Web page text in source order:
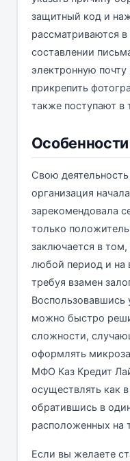
защитный код и
рассматриваются
составлении
электронную
прикрепить
также поступают в
Свою
организация
зарекомендовала
только
заключается в
любой период и на
требуя взамен
Воспользовавшись
можно быстро
сложности,
оформлять
МФО Каз Кредит
осуществлять как
обратившись в
расположенных на
Если вы желаете